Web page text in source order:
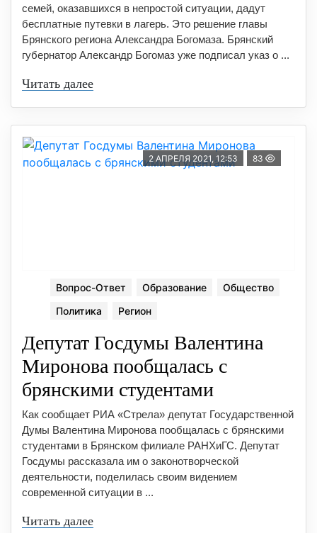
семей, оказавшихся в непростой ситуации, дадут
бесплатные путевки в лагерь. Это решение главы
Брянского региона Александра Богомаза. Брянский
губернатор Александр Богомаз уже подписал указ о ...
Читать далее
2 АПРЕЛЯ 2021, 12:53 83
Вопрос-Ответ Образование
Общество
Политика
Регион
Депутат Госдумы Валентина
Миронова пообщалась с
брянскими студентами
Как сообщает РИА «Стрела» депутат Государственной
Думы Валентина Миронова пообщалась с брянскими
студентами в Брянском филиале РАНХиГС. Депутат
Госдумы рассказала им о законотворческой
деятельности, поделилась своим видением
современной ситуации в ...
Читать далее